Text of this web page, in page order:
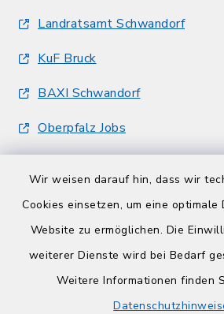
Wir weisen darauf hin, dass wir
Cookies einsetzen, um eine
Website zu ermöglichen. Die
weiterer Dienste wird bei Bedarf
Weitere Informationen finden
Landratsamt Schwandorf
KuF Bruck
BAXI Schwandorf
Oberpfalz Jobs